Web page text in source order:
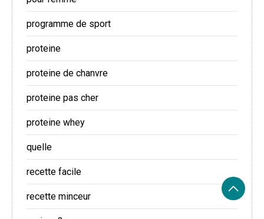
programme de sport
proteine
proteine de chanvre
proteine pas cher
proteine whey
quelle
recette facile
recette minceur